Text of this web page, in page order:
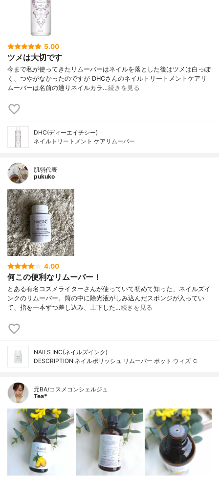
5.00
ツメは大切です
今まで私が使ってきたリムーバーはネイルを落とした後はツメは白っぽ
く、つやがなかったのですが DHCさんのネイルトリートメントケアリ
ムーバーは名前の通りネイルカラ…続きを見る
DHC(ディーエイチシー)
ネイルトリートメント ケアリムーバー
肌弱代表
pukuko
4.00
何この便利なリムーバー！
とある有名コスメライターさんが使っていて初めて知った、ネイルズイ
ンクのリムーバー。筒の中に除光液がしみ込んだスポンジが入ってい
て、指を一本ずつ差し込み、上下した…続きを見る
NAILS INC(ネイルズインク)
DESCRIPTION ネイルポリッシュ リムーバー ポット ウィズ Ｃ
元BA/コスメコンシェルジュ
Tea*